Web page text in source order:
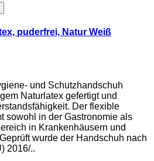
puderfrei, Natur Weiß
und Schutzhandschuh
Naturlatex gefertigt und
Der flexible
sowohl in der Gastronomie als
in Krankenhäusern und
wurde der Handschuh nach
2016/..